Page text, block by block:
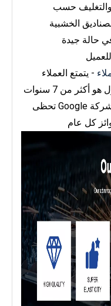
والتغليف حسب
الخشبية
حالة جيدة
- يتمتع العملاء
من 7 سنوات
- شركة Google تحظى
كل عام